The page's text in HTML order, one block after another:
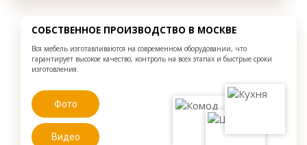
СОБСТВЕННОЕ ПРОИЗВОДСТВО В МОСКВЕ
Вся мебель изготавливаются на современном оборудовании, что
гарантирует высокое качество, контроль на всех этапах и быстрые сроки
изготовления.
Фото
Видео